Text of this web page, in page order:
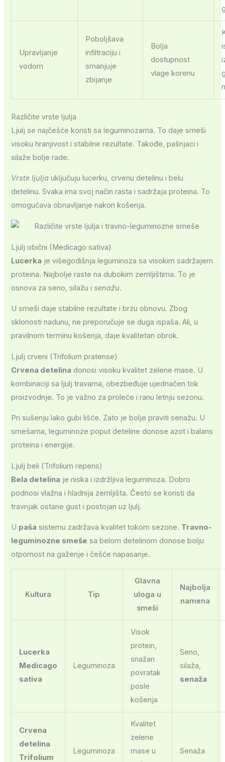
Upravljanje
vodom
Poboljšava
infiltraciju i
smanjuje
zbijanje
Bolja
dostupnost
vlage korenu
Različite vrste ljulja
Ljulj se najčešće koristi sa leguminozama. To daje smeši
visoku hranjivost i stabilne rezultate. Takođe, pašnjaci i
silaže bolje rade.
Vrste ljulja uključuju lucerku, crvenu detelinu i belu
detelinu. Svaka ima svoj način rasta i sadržaja proteina. To
omogućava obnavljanje nakon košenja.
Ljulj obični (Medicago sativa)
Lucerka je višegodišnja leguminoza sa visokim sadržajem
proteina. Najbolje raste na dubokim zemljištima. To je
osnova za seno, silažu isenažu.
U smeši daje stabilne rezultate i brzu obnovu. Zbog
sklonosti nadunu, ne preporučuje se duga ispaša. Ali, u
pravilnom terminu košenja, daje kvalitetan obrok.
Ljulj crveni (Trifolium pratense)
Crvena detelina donosi visoku kvalitet zelene mase. U
kombinaciji sa ljulj travama, obezbeđuje ujednačen tok
proizvodnje. To je važno za proleće i ranu letnju sezonu.
Pri sušenju lako gubi lišće. Zato je bolje praviti senažu. U
smešama, leguminoze poput deteline donose azot i balans
proteina i energije.
Ljulj beli (Trifolium repens)
Bela detelina je niska i izdržljiva leguminoza. Dobro
podnosi vlažna i hladnija zemljišta. Često se koristi da
travnjak ostane gust i postojan uz ljulj.
U paša sistemu zadržava kvalitet tokom sezone. Travno-
leguminozne smeše sa belom detelinom donose bolju
otpornost na gaženje i češće napasanje.
Kultura Tip
Glavna
uloga u
smeši
Najbolja
namena
Lucerka
Medicago
sativa
Leguminoza
Visok
protein,
snažan
povratak
posle
košenja
Seno,
silaža,
senaža
Crvena
detelina
Trifolium
Leguminoza
Kvalitet
zelene
mase u
Senaža